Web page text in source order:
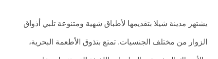
يشتهر مدينة شيلا بتقديمها لأطباق شهية ومتنوعة تلبي أذواق
الزوار من مختلف الجنسيات. تمتع بتذوق الأطعمة البحرية،